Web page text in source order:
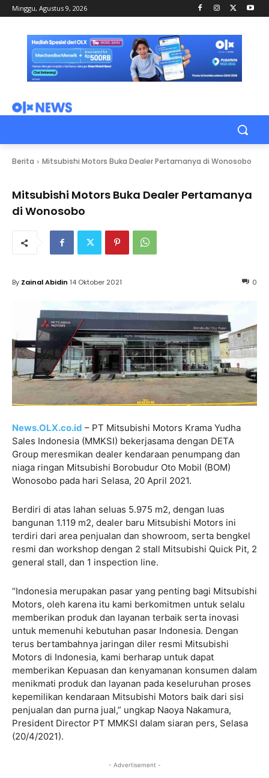
Minggu, Agustus 9, 2026
Berita Mitsubishi Motors Buka Dealer Pertamanya di Wonosobo
Mitsubishi Motors Buka Dealer Pertamanya
di Wonosobo
0
By Zainal Abidin 14 Oktober 2021
News.OLX.co.id – PT Mitsubishi Motors Krama Yudha
Sales Indonesia (MMKSI) bekerjasama dengan DETA
Group meresmikan dealer kendaraan penumpang dan
niaga ringan Mitsubishi Borobudur Oto Mobil (BOM)
Wonosobo pada hari Selasa, 20 April 2021.
Berdiri di atas lahan seluas 5.975 m2, dengan luas
bangunan 1.119 m2, dealer baru Mitsubishi Motors ini
terdiri dari area penjualan dan showroom, serta bengkel
resmi dan workshop dengan 2 stall Mitsubishi Quick Pit, 2
general stall, dan 1 inspection line.
“Indonesia merupakan pasar yang penting bagi Mitsubishi
Motors, oleh karena itu kami berkomitmen untuk selalu
memberikan produk dan layanan terbaik serta inovasi
untuk memenuhi kebutuhan pasar Indonesia. Dengan
terus bertambahnya jaringan diler resmi Mitsubishi
Motors di Indonesia, kami berharap untuk dapat
memberikan Kepuasan dan kenyamanan konsumen dalam
menikmati produk dan layanan pada keseluruhan proses
kepemilikan kendaraan Mitsubishi Motors baik dari sisi
penjualan dan purna jual,” ungkap Naoya Nakamura,
President Director PT MMKSI dalam siaran pers, Selasa
(20/4/2021).
- Advertisement -